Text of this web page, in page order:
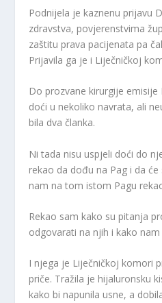
Podnijela je kaznenu prijavu
zdravstva, povjerenstvima
zaštitu prava pacijenata pa
Prijavila ga je i Liječničkoj
Do prozvane kirurgije
doći u nekoliko navrata, ali
bila dva članka.
Ni tada nisu uspjeli doći do
rekao da dođu na Pag i da
nam na tom istom Pagu
Rekao sam kako su pitanja
odgovarati na njih i kako
I njega je Liječničkoj komori
priče. Tražila je hijaluronsku
kako bi napunila usne, a